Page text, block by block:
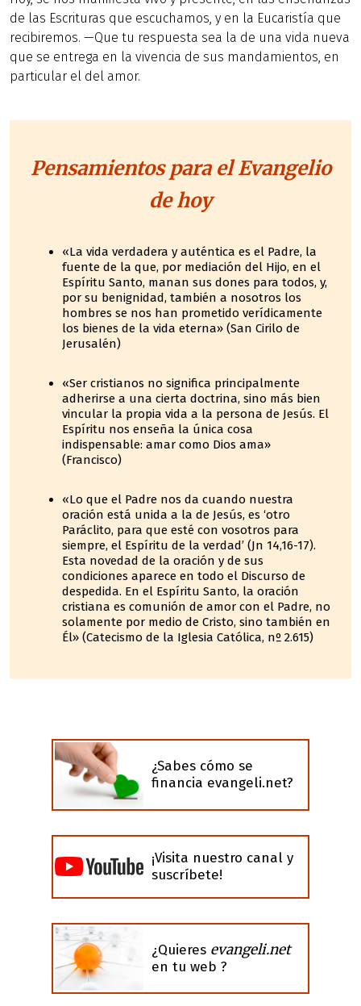
de las Escrituras que escuchamos, y en la Eucaristía que
recibiremos. —Que tu respuesta sea la de una vida nueva
que se entrega en la vivencia de sus mandamientos, en
particular el del amor.
Pensamientos para el Evangelio
de hoy
«La vida verdadera y auténtica es el Padre, la
fuente de la que, por mediación del Hijo, en el
Espíritu Santo, manan sus dones para todos, y,
por su benignidad, también a nosotros los
hombres se nos han prometido verídicamente
los bienes de la vida eterna» (San Cirilo de
Jerusalén)
«Ser cristianos no significa principalmente
adherirse a una cierta doctrina, sino más bien
vincular la propia vida a la persona de Jesús. El
Espíritu nos enseña la única cosa
indispensable: amar como Dios ama»
(Francisco)
«Lo que el Padre nos da cuando nuestra
oración está unida a la de Jesús, es ‘otro
Paráclito, para que esté con vosotros para
siempre, el Espíritu de la verdad’ (Jn 14,16-17).
Esta novedad de la oración y de sus
condiciones aparece en todo el Discurso de
despedida. En el Espíritu Santo, la oración
cristiana es comunión de amor con el Padre, no
solamente por medio de Cristo, sino también en
Él» (Catecismo de la Iglesia Católica, nº 2.615)
¿Sabes cómo se
financia evangeli.net?
¡Visita nuestro canal y
suscríbete!
¿Quieres evangeli.net
en tu web ?